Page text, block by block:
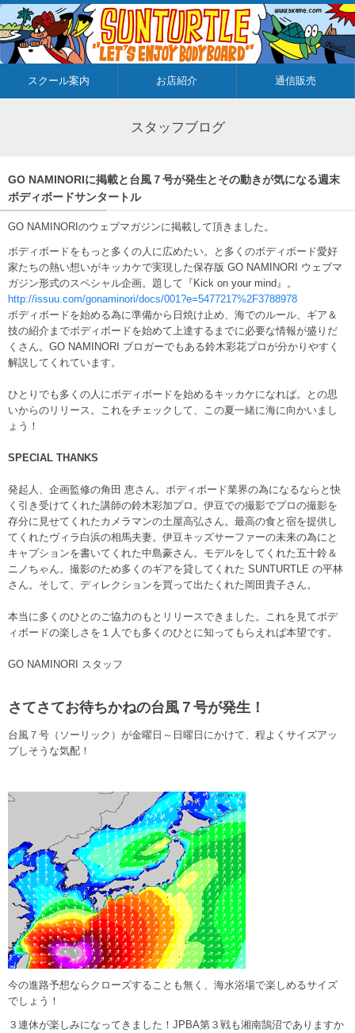
スクール案内 お店紹介 通信販売
スタッフブログ
GO NAMINORIに掲載と台風７号が発生とその動きが気になる週末
ボディボードサンタートル
GO NAMINORIのウェブマガジンに掲載して頂きました。
ボディボードをもっと多くの人に広めたい。と多くのボディボード愛好
家たちの熱い想いがキッカケで実現した保存版 GO NAMINORI ウェブマ
ガジン形式のスペシャル企画。題して『Kick on your mind』。
http://issuu.com/gonaminori/docs/001?e=5477217%2F3788978
ボディボードを始める為に準備から日焼け止め、海でのルール、ギア＆
技の紹介までボディボードを始めて上達するまでに必要な情報が盛りだ
くさん。GO NAMINORI ブロガーでもある鈴木彩花プロが分かりやすく
解説してくれています。
ひとりでも多くの人にボディボードを始めるキッカケになれば。との思
いからのリリース。これをチェックして、この夏一緒に海に向かいまし
ょう！
SPECIAL THANKS
発起人、企画監修の角田 恵さん。ボディボード業界の為になるならと快
く引き受けてくれた講師の鈴木彩加プロ。伊豆での撮影でプロの撮影を
存分に見せてくれたカメラマンの土屋高弘さん。最高の食と宿を提供し
てくれたヴィラ白浜の相馬夫妻。伊豆キッズサーファーの未来の為にと
キャプションを書いてくれた中島豪さん。モデルをしてくれた五十鈴＆
ニノちゃん。撮影のため多くのギアを貸してくれた SUNTURTLE の平林
さん。そして、ディレクションを買って出たくれた岡田貴子さん。
本当に多くのひとのご協力のもとリリースできました。これを見てボデ
ィボードの楽しさを１人でも多くのひとに知ってもらえれば本望です。
GO NAMINORI スタッフ
さてさてお待ちかねの台風７号が発生！
台風７号（ソーリック）が金曜日～日曜日にかけて、程よくサイズアッ
プしそうな気配！
今の進路予想ならクローズすることも無く、海水浴場で楽しめるサイズ
でしょう！
３連休が楽しみになってきました！JPBA第３戦も湘南鵠沼でありますか